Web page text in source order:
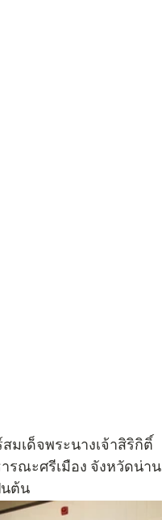
มเด็จพระนางเจ้าสิริกิติ์
รณะศรีเมือง จังหวัดน่าน
นต้น